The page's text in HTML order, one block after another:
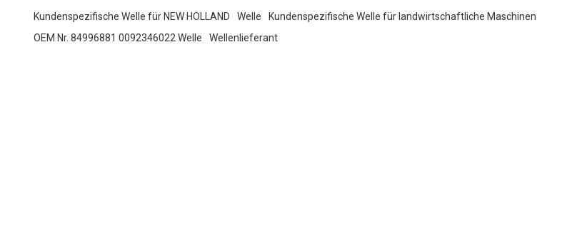
Kundenspezifische Welle für NEW HOLLAND Welle
Kundenspezifische Welle für landwirtschaftliche Maschinen
OEM Nr. 84996881 0092346022 Welle
Wellenlieferant